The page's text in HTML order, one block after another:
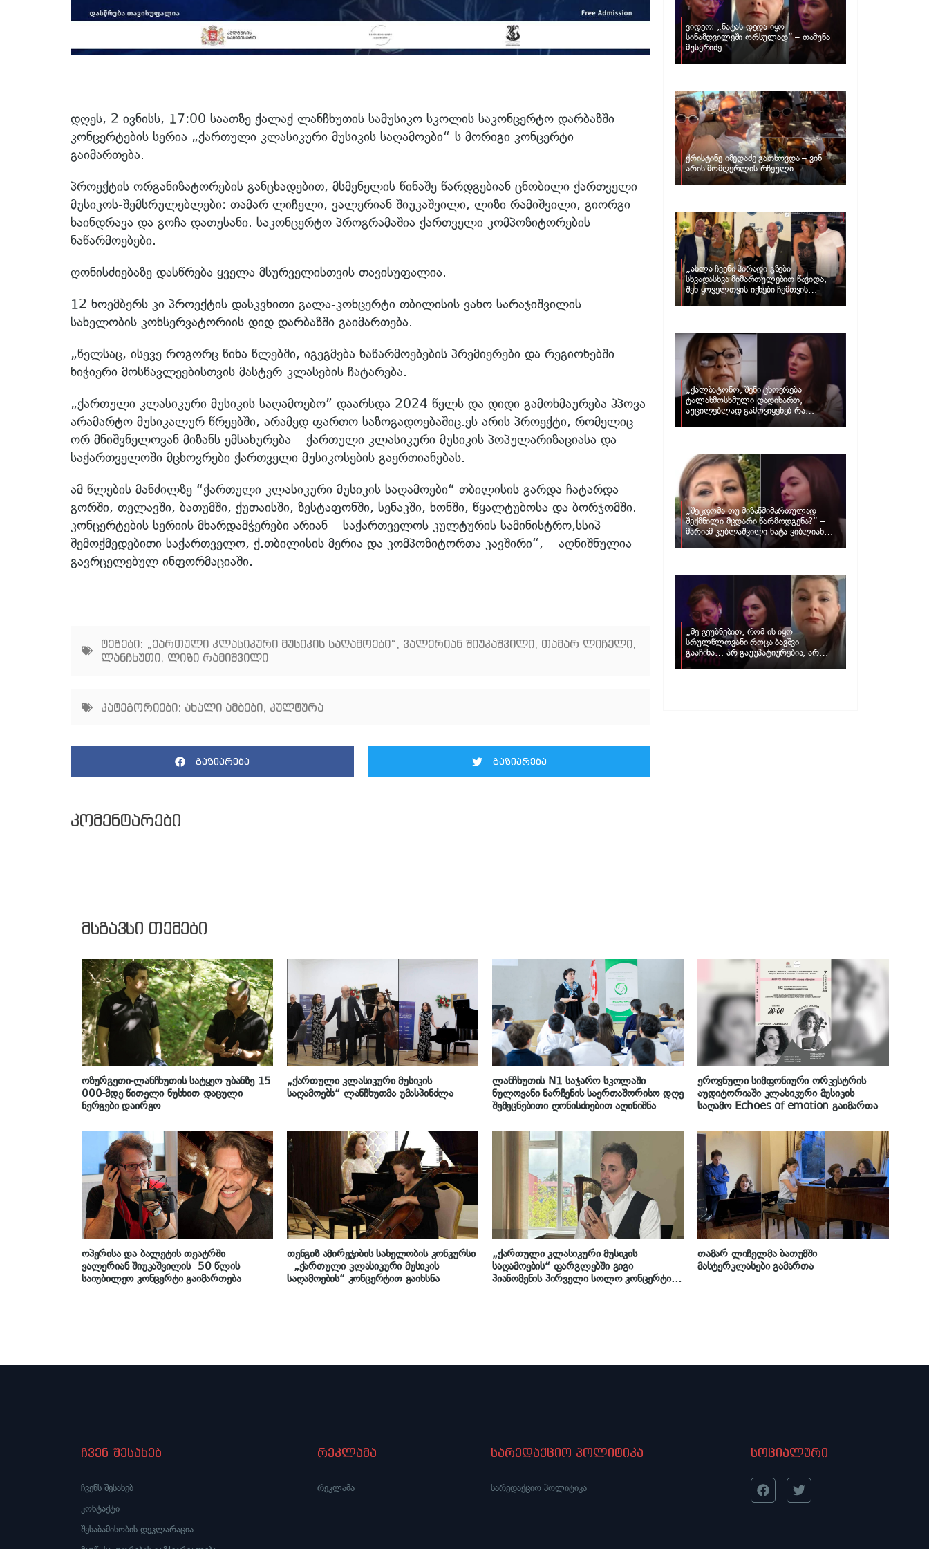
დღეს, 2 ივნისს, 17:00 საათზე ქალაქ ლანჩხუთის სამუსიკო სკოლის საკონცერტო დარბაზში
კონცერტების სერია „ქართული კლასიკური მუსიკის საღამოები“-ს მორიგი კონცერტი
გაიმართება.
პროექტის ორგანიზატორების განცხადებით, მსმენელის წინაშე წარდგებიან ცნობილი ქართველი
მუსიკოს-შემსრულებლები: თამარ ლიჩელი, ვალერიან შიუკაშვილი, ლიზი რამიშვილი, გიორგი
ხაინდრავა და გოჩა დათუსანი. საკონცერტო პროგრამაშია ქართველი კომპოზიტორების
ნაწარმოებები.
ღონისძიებაზე დასწრება ყველა მსურველისთვის თავისუფალია.
12 ნოემბერს კი პროექტის დასკვნითი გალა-კონცერტი თბილისის ვანო სარაჯიშვილის
სახელობის კონსერვატორიის დიდ დარბაზში გაიმართება.
„წელსაც, ისევე როგორც წინა წლებში, იგეგმება ნაწარმოებების პრემიერები და რეგიონებში
ნიჭიერი მოსწავლეებისთვის მასტერ-კლასების ჩატარება.
„ქართული კლასიკური მუსიკის საღამოებო” დაარსდა 2024 წელს და დიდი გამოხმაურება ჰპოვა
არამარტო მუსიკალურ წრეებში, არამედ ფართო საზოგადოებაშიც.ეს არის პროექტი, რომელიც
ორ მნიშვნელოვან მიზანს ემსახურება – ქართული კლასიკური მუსიკის პოპულარიზაციასა და
საქართველოში მცხოვრები ქართველი მუსიკოსების გაერთიანებას.
ამ წლების მანძილზე “ქართული კლასიკური მუსიკის საღამოები“ თბილისის გარდა ჩატარდა
გორში, თელავში, ბათუმში, ქუთაისში, ზესტაფონში, სენაკში, ხონში, წყალტუბოსა და ბორჯომში.
კონცერტების სერიის მხარდამჭერები არიან – საქართველოს კულტურის სამინისტრო,სსიპ
შემოქმედებითი საქართველო, ქ.თბილისის მერია და კომპოზიტორთა კავშირი“, – აღნიშნულია
გავრცელებულ ინფორმაციაში.
ტეგები: „ქართული კლასიკური მუსიკის საღამოები“ , ვალერიან შიუკაშვილი, თამარ ლიჩელი,
ლანჩხუთი, ლიზი რამიშვილი
კატეგორიები: ახალი ამბები, კულტურა
გაზიარება გაზიარება
კომენტარები
ვიდეო: „ნატას დედა იყო
სინამდვილეში ორსულად“ – თამუნა
მუსერიძე
ქრისტინე იმედაძე გათხოვდა – ვინ
არის მომღერლის რჩეული
„ახლა ჩვენი პირადი გზები
სხვადასხვა მიმართულებით წავიდა,
შენ ყოველთვის იქნები ჩემთვის
შთაგონების წყარო“ – ნუცა ბუზალაძე
„ქალბატონო, შენი ცხოვრება
ტალახმოსხმული დადიხართ,
აუცილებლად გამოვიყენებ რა
ინფორმაციაც მაქვს“… – რა
მარიამ კუბლაშვილი
„შეცდომა თუ მიზანმიმართულად
შექმნილი მცდარი წარმოდგენა?“ –
მარიამ კუბლაშვილი ნატა ვიბლიანის
საქმეზე ვიდეომიმართვას ავრცელებს
„მე გეუბნებით, რომ ის იყო
სრულწლოვანი როცა ბავშვი
გააჩინა… არ გაუუპატიურებია, არ
უძალადია და მსგავსი რამ არ
მსგავსი თემები
ოზურგეთი-ლანჩხუთის სატყეო უბანზე 15
000-მდე წითელი ნუსხით დაცული
ნერგები დაირგო
„ქართული კლასიკური მუსიკის
საღამოებს“ ლანჩხუთმა უმასპინძლა
ლანჩხუთის N1 საჯარო სკოლაში
ნულოვანი ნარჩენის საერთაშორისო დღე
შემეცნებითი ღონისძიებით აღინიშნა
ეროვნული სიმფონიური ორკესტრის
აუდიტორიაში კლასიკური მუსიკის
საღამო Echoes of emotion გაიმართა
ოპერისა და ბალეტის თეატრში
ვალერიან შიუკაშვილის 50 წლის
საიუბილეო კონცერტი გაიმართება
თენგიზ ამირეჯიბის სახელობის კონკურსი
„ქართული კლასიკური მუსიკის
საღამოების“ კონცერტით გაიხსნა
„ქართული კლასიკური მუსიკის
საღამოების“ ფარგლებში გიგი
პიანომენის პირველი სოლო კონცერტი
თამარ ლიჩელმა ბათუმში
მასტერკლასები გამართა
ჩვენ შესახებ
ჩვენს შესახებ
კონტაქტი
შესაბამისობის დეკლარაცია
რეკლამა
რეკლამა
სარედაქციო პოლიტიკა
სარედაქციო პოლიტიკა
სოციალური